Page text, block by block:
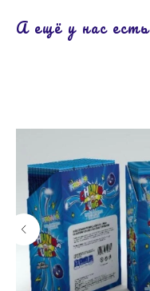
А ещё у нас есть